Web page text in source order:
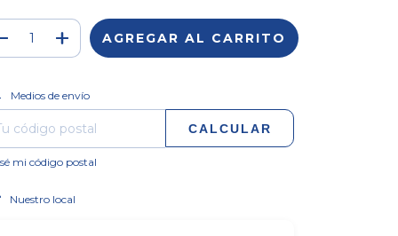
para el CP:
Medios de envío
CALCULAR
mi código postal
Nuestro local